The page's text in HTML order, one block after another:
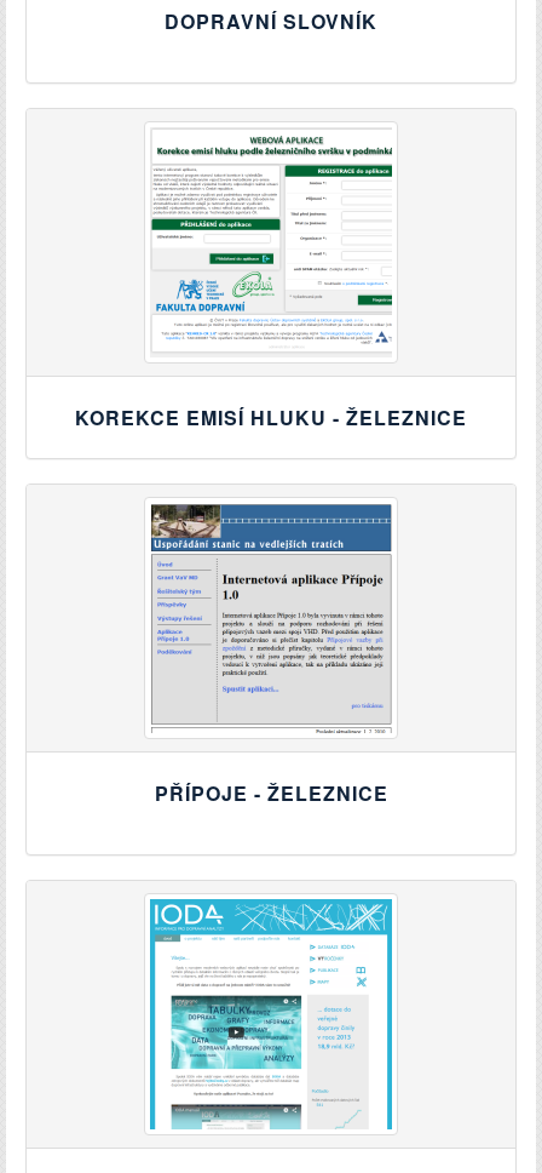
DOPRAVNÍ SLOVNÍK
KOREKCE EMISÍ HLUKU - ŽELEZNICE
PŘÍPOJE - ŽELEZNICE